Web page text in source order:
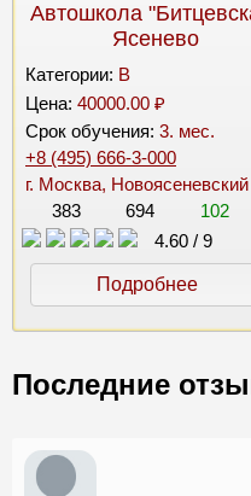
Автошкола
Ясенево
Категории: B
Цена: 40000.00 ₽
Срок обучения: 3. мес.
+8 (495) 666-3-000
г. Москва,
383
694 102
4.60 / 9
Подробнее
Последние